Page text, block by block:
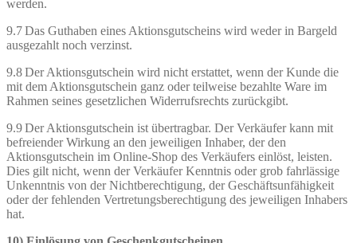
werden.
9.7 Das Guthaben eines Aktionsgutscheins wird weder in Bargeld
ausgezahlt noch verzinst.
9.8 Der Aktionsgutschein wird nicht erstattet, wenn der Kunde die
mit dem Aktionsgutschein ganz oder teilweise bezahlte Ware im
Rahmen seines gesetzlichen Widerrufsrechts zurückgibt.
9.9 Der Aktionsgutschein ist übertragbar. Der Verkäufer kann mit
befreiender Wirkung an den jeweiligen Inhaber, der den
Aktionsgutschein im Online-Shop des Verkäufers einlöst, leisten.
Dies gilt nicht, wenn der Verkäufer Kenntnis oder grob fahrlässige
Unkenntnis von der Nichtberechtigung, der Geschäftsunfähigkeit
oder der fehlenden Vertretungsberechtigung des jeweiligen Inhabers
hat.